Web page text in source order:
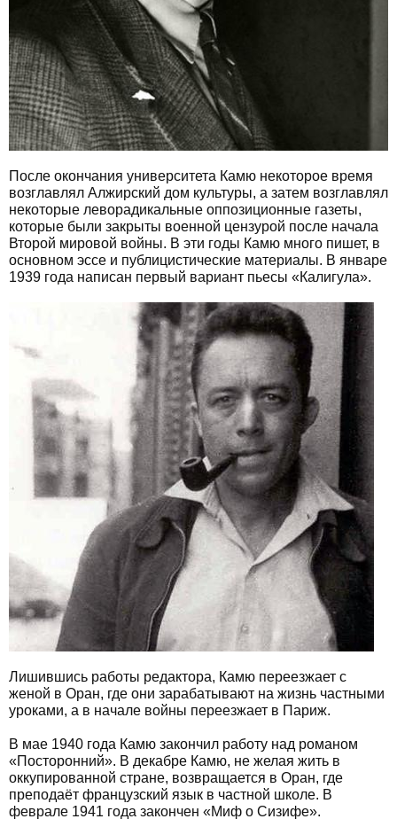
После окончания университета Камю некоторое время
возглавлял Алжирский дом культуры, а затем возглавлял
некоторые леворадикальные оппозиционные газеты,
которые были закрыты военной цензурой после начала
Второй мировой войны. В эти годы Камю много пишет, в
основном эссе и публицистические материалы. В январе
1939 года написан первый вариант пьесы «Калигула».
Лишившись работы редактора, Камю переезжает с
женой в Оран, где они зарабатывают на жизнь частными
уроками, а в начале войны переезжает в Париж.
В мае 1940 года Камю закончил работу над романом
«Посторонний». В декабре Камю, не желая жить в
оккупированной стране, возвращается в Оран, где
преподаёт французский язык в частной школе. В
феврале 1941 года закончен «Миф о Сизифе».